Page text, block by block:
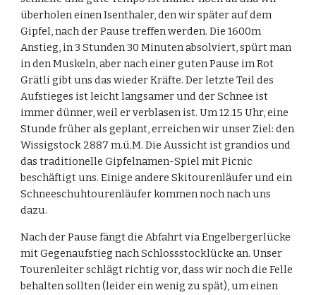
überholen einen Isenthaler, den wir später auf dem
Gipfel, nach der Pause treffen werden. Die 1600m
Anstieg, in 3 Stunden 30 Minuten absolviert, spürt man
in den Muskeln, aber nach einer guten Pause im Rot
Grätli gibt uns das wieder Kräfte. Der letzte Teil des
Aufstieges ist leicht langsamer und der Schnee ist
immer dünner, weil er verblasen ist. Um 12.15 Uhr, eine
Stunde früher als geplant, erreichen wir unser Ziel: den
Wissigstock 2887 m.ü.M. Die Aussicht ist grandios und
das traditionelle Gipfelnamen-Spiel mit Picnic
beschäftigt uns. Einige andere Skitourenläufer und ein
Schneeschuhtourenläufer kommen noch nach uns
dazu.
Nach der Pause fängt die Abfahrt via Engelbergerlücke
mit Gegenaufstieg nach Schlossstocklücke an. Unser
Tourenleiter schlägt richtig vor, dass wir noch die Felle
behalten sollten (leider ein wenig zu spät), um einen